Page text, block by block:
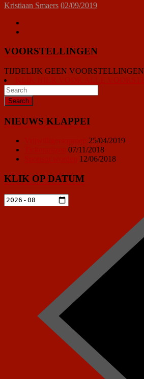
Kristiaan Smaers 02/09/2019
VOORSTELLINGEN
TIJDELIJK GEEN VOORSTELLINGEN
NIEUWS KLAPPEI
25/04/2019
07/11/2018
12/06/2018
KLIK OP DATUM